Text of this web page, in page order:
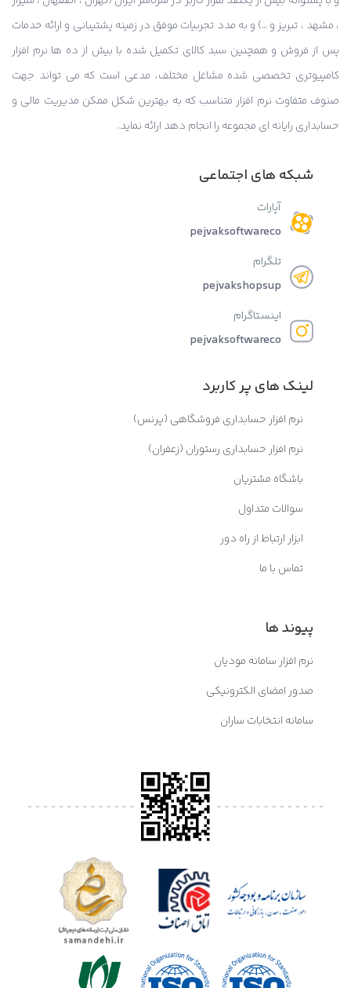
، مشهد ، تبریز و …) و به مدد تجربیات موفق در زمینه پشتیبانی و ارائه خدمات
پس از فروش و همچنین سبد کالای تکمیل شده با بیش از ده ها نرم افزار
کامپیوتری تخصصی شده مشاغل مختلف، مدعی است که می تواند جهت
صنوف متفاوت نرم افزار متناسب که به بهترین شکل ممکن مدیریت مالی و
حسابداری رایانه ای مجموعه را انجام دهد ارائه نماید.
شبکه های اجتماعی
آپارات
pejvaksoftwareco
تلگرام
pejvakshopsup
اینستاگرام
pejvaksoftwareco
لینک های پر کاربرد
نرم افزار حسابداری فروشگاهی (پرنس)
نرم افزار حسابداری رستوران (زعفران)
باشگاه مشتریان
سوالات متداول
ابزار ارتباط از راه دور
تماس با ما
پیوند ها
نرم افزار سامانه مودیان
صدور امضای الکترونیکی
سامانه انتخابات ساران